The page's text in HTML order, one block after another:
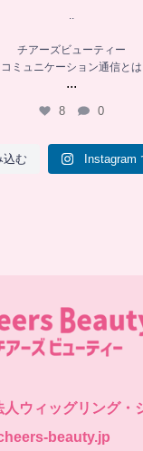
..
チアーズビューティー
コミュニケーション通信とは
...
8 0
込む Instagram
人ウィッグリング・
beauty.jp